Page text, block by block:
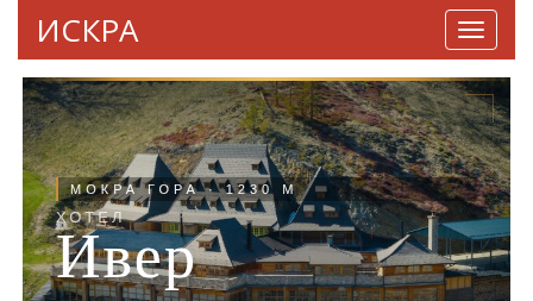
ИСКРА